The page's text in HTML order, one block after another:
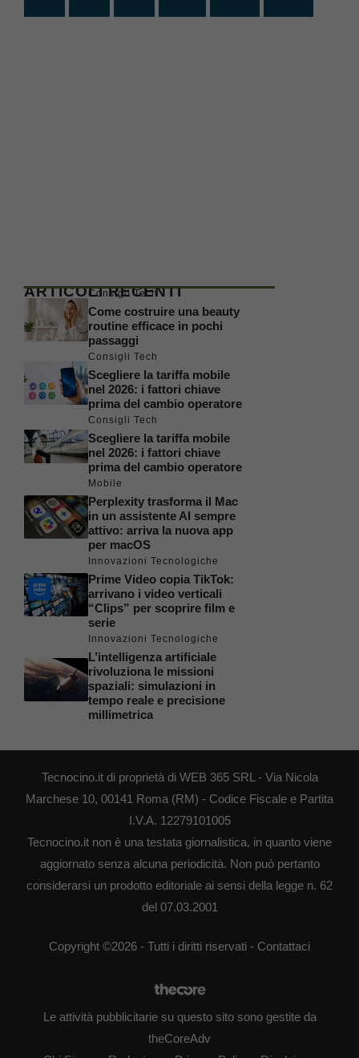
ARTICOLI RECENTI
Consigli Tech
Come costruire una beauty
routine efficace in pochi
passaggi
Consigli Tech
Scegliere la tariffa mobile
nel 2026: i fattori chiave
prima del cambio operatore
Consigli Tech
Scegliere la tariffa mobile
nel 2026: i fattori chiave
prima del cambio operatore
Mobile
Perplexity trasforma il Mac
in un assistente AI sempre
attivo: arriva la nuova app
per macOS
Innovazioni Tecnologiche
Prime Video copia TikTok:
arrivano i video verticali
“Clips” per scoprire film e
serie
Innovazioni Tecnologiche
L’intelligenza artificiale
rivoluziona le missioni
spaziali: simulazioni in
tempo reale e precisione
millimetrica
Tecnocino.it di proprietà di WEB 365 SRL - Via Nicola
Marchese 10, 00141 Roma (RM) - Codice Fiscale e Partita
I.V.A. 12279101005
Tecnocino.it non è una testata giornalistica, in quanto viene
aggiornato senza alcuna periodicità. Non può pertanto
considerarsi un prodotto editoriale ai sensi della legge n. 62
del 07.03.2001
Copyright ©2026 - Tutti i diritti riservati - Contattaci
Le attività pubblicitarie su questo sito sono gestite da
theCoreAdv